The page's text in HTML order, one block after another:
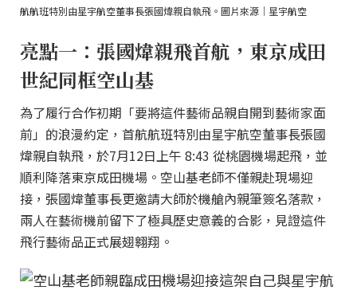
航航班特別由星宇航空董事長張國煒親自執飛。圖片來源｜星宇航空
亮點一：張國煒親飛首航，東京成田
世紀同框空山基
為了履行合作初期「要將這件藝術品親自開到藝術家面
前」的浪漫約定，首航航班特別由星宇航空董事長張國
煒親自執飛，於7月12日上午 8:43 從桃園機場起飛，並
順利降落東京成田機場。空山基老師不僅親赴現場迎
接，張國煒董事長更邀請大師於機艙內親筆簽名落款，
兩人在藝術機前留下了極具歷史意義的合影，見證這件
飛行藝術品正式展翅翱翔。